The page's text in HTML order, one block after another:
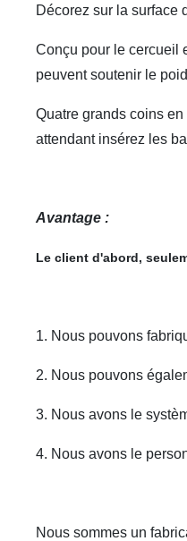
Décorez sur la surface
Conçu pour le cercueil
peuvent soutenir le
Quatre grands coins
attendant insérez les
Avantage :
Le client d'abord,
1. Nous pouvons
2. Nous pouvons
3. Nous avons le
4. Nous avons le
Nous sommes un